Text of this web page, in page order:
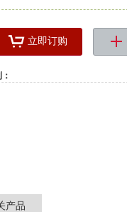
立即订购
产品